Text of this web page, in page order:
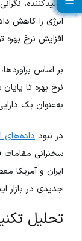
تولیدکننده،
انرژی را کاهش
افزایش نرخ
نرخ بهره تا
به‌عنوان یک
در نبود
سخنرانی مقامات
ایران و آمریکا
جدیدی در بازار
تحلیل